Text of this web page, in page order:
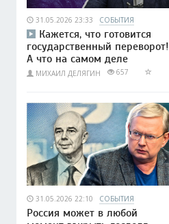
31.05.2026 23:33 СОБЫТИЯ
Кажется, что готовится
государственный переворот!
А что на самом деле
МИХАИЛ ДЕЛЯГИН 657
31.05.2026 22:10 СОБЫТИЯ
Россия может в любой